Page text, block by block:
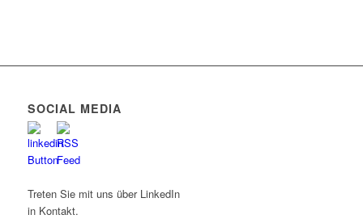
SOCIAL MEDIA
Treten Sie mit uns über LinkedIn
in Kontakt.